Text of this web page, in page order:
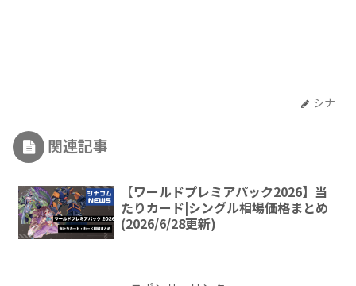
シナ
関連記事
【ワールドプレミアパック2026】当
たりカード|シングル相場価格まとめ
(2026/6/28更新)